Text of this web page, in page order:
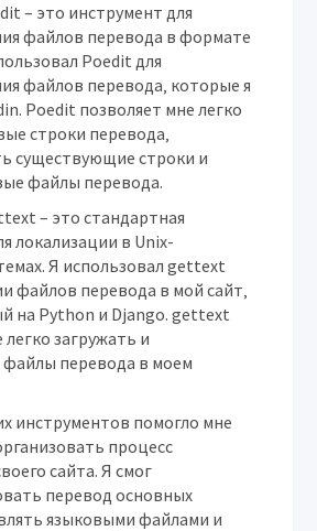
– это инструмент для
файлов перевода в формате
Poedit для
файлов перевода‚ которые я
Poedit позволяет мне легко
строки перевода‚
существующие строки и
файлы перевода.
– это стандартная
локализации в Unix-
Я использовал gettext
файлов перевода в мой сайт‚
на Python и Django. gettext
загружать и
файлы перевода в моем
инструментов помогло мне
процесс
сайта. Я смог
перевод основных
языковыми файлами и